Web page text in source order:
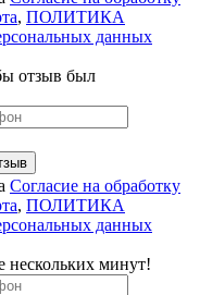
, ПОЛИТИКА
данных
отзыв был
Согласие на обработку
, ПОЛИТИКА
данных
нескольких минут!